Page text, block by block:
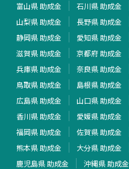
富山県 助成金
石川県 助成金
山梨県 助成金
長野県 助成金
静岡県 助成金
愛知県 助成金
滋賀県 助成金
京都府 助成金
兵庫県 助成金
奈良県 助成金
鳥取県 助成金
島根県 助成金
広島県 助成金
山口県 助成金
香川県 助成金
愛媛県 助成金
福岡県 助成金
佐賀県 助成金
熊本県 助成金
大分県 助成金
鹿児島県 助成金
沖縄県 助成金